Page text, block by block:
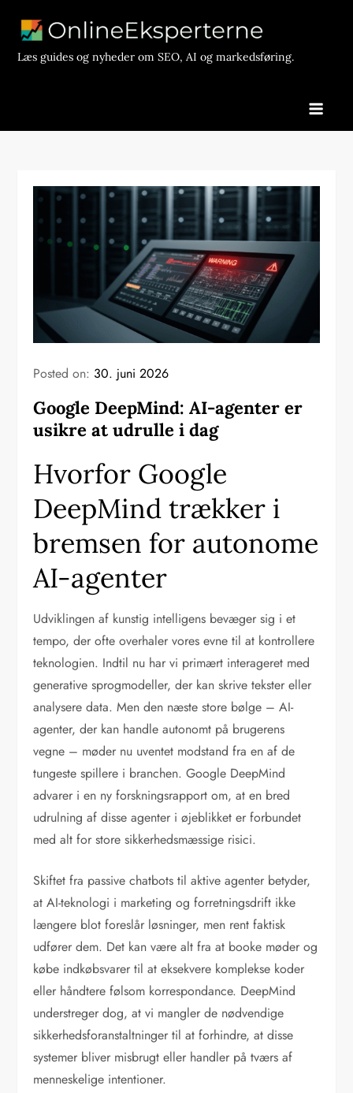
contentLæs guides og nyheder om SEO, AI og markedsføring.
Posted on: 30. juni 2026
Google DeepMind: AI-agenter er
usikre at udrulle i dag
Hvorfor Google
DeepMind trækker i
bremsen for autonome
AI-agenter
Udviklingen af kunstig intelligens bevæger sig i et
tempo, der ofte overhaler vores evne til at kontrollere
teknologien. Indtil nu har vi primært interageret med
generative sprogmodeller, der kan skrive tekster eller
analysere data. Men den næste store bølge – AI-
agenter, der kan handle autonomt på brugerens
vegne – møder nu uventet modstand fra en af de
tungeste spillere i branchen. Google DeepMind
advarer i en ny forskningsrapport om, at en bred
udrulning af disse agenter i øjeblikket er forbundet
med alt for store sikkerhedsmæssige risici.
Skiftet fra passive chatbots til aktive agenter betyder,
at AI-teknologi i marketing og forretningsdrift ikke
længere blot foreslår løsninger, men rent faktisk
udfører dem. Det kan være alt fra at booke møder og
købe indkøbsvarer til at eksekvere komplekse koder
eller håndtere følsom korrespondance. DeepMind
understreger dog, at vi mangler de nødvendige
sikkerhedsforanstaltninger til at forhindre, at disse
systemer bliver misbrugt eller handler på tværs af
menneskelige intentioner.